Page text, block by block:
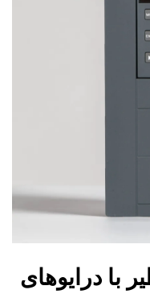
با درایوهای